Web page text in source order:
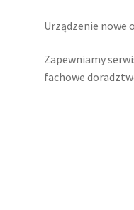
Urządzenie nowe
Zapewniamy
fachowe